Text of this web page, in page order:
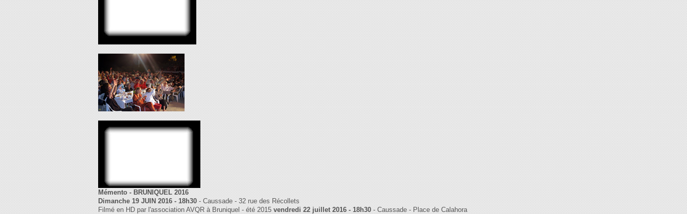
Mémento - BRUNIQUEL 2016
Dimanche 19 JUIN 2016 - 18h30 - Caussade - 32 rue des Récollets
Filmé en HD par l'association AVQR à Bruniquel - été 2015 vendredi 22 juillet 2016 - 18h30 - Caussade - Place de Calahora